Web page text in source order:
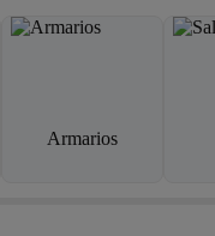
Armarios